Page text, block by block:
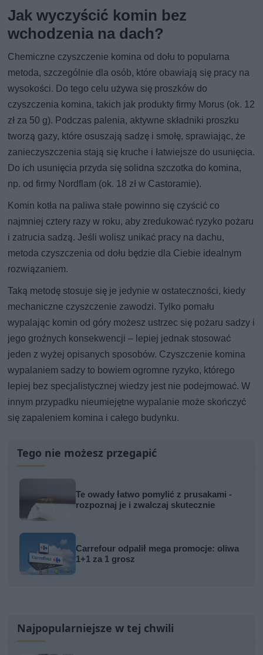
Jak wyczyścić komin bez
wchodzenia na dach?
Chemiczne czyszczenie komina od dołu to popularna
metoda, szczególnie dla osób, które obawiają się pracy na
wysokości. Do tego celu używa się proszków do
czyszczenia komina, takich jak produkty firmy Morus (ok. 12
zł za 50 g). Podczas palenia, aktywne składniki proszku
tworzą gazy, które osuszają sadzę i smołę, sprawiając, że
zanieczyszczenia stają się kruche i łatwiejsze do usunięcia.
Do ich usunięcia przyda się solidna szczotka do komina,
np. od firmy Nordflam (ok. 18 zł w Castoramie).
Komin kotła na paliwa stałe powinno się czyścić co
najmniej cztery razy w roku, aby zredukować ryzyko pożaru
i zatrucia sadzą. Jeśli wolisz unikać pracy na dachu,
metoda czyszczenia od dołu będzie dla Ciebie idealnym
rozwiązaniem.
Taką metodę stosuje się je jedynie w ostateczności, kiedy
mechaniczne czyszczenie zawodzi. Tylko pomału
wypalając komin od góry możesz ustrzec się pożaru sadzy i
jego groźnych konsekwencji – lepiej jednak stosować
jeden z wyżej opisanych sposobów. Czyszczenie komina
wypalaniem sadzy to bowiem ogromne ryzyko, którego
lepiej bez specjalistycznej wiedzy jest nie podejmować. W
innym przypadku nieumiejętne wypalanie może skończyć
się zapaleniem komina i całego budynku.
Tego nie możesz przegapić
Te owady łatwo pomylić z prusakami -
rozpoznaj je i zwalczaj skutecznie
Carrefour odpalił mega promocje: oliwa
1+1 za 1 grosz
Najpopularniejsze w tej chwili